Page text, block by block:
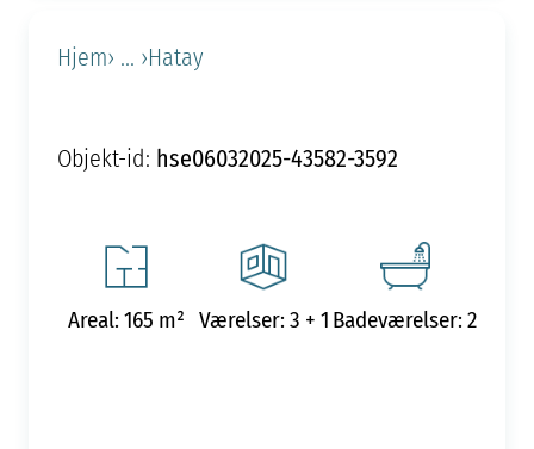
Hjem› ... ›Hatay
Objekt-id: hse06032025-43582-3592
Areal: 165 m² Værelser: 3 + 1Badeværelser: 2